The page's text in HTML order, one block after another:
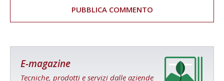
E-magazine
Tecniche, prodotti e servizi dalle aziende